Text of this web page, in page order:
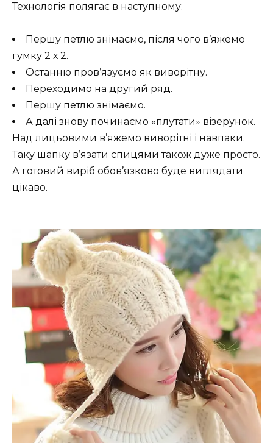
Технологія полягає в наступному:
Першу петлю знімаємо, після чого в’яжемо
гумку 2 х 2.
Останню пров’язуємо як виворітну.
Переходимо на другий ряд.
Першу петлю знімаємо.
А далі знову починаємо «плутати» візерунок.
Над лицьовими в’яжемо виворітні і навпаки.
Таку шапку в’язати спицями також дуже просто.
А готовий виріб обов’язково буде виглядати
цікаво.